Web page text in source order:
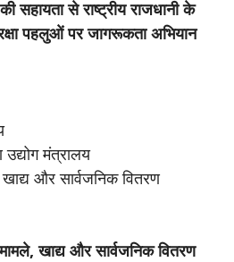
सहायता से राष्ट्रीय राजधानी के
पहलुओं पर जागरूकता अभियान
मंत्रालय
और सार्वजनिक वितरण
खाद्य और सार्वजनिक वितरण